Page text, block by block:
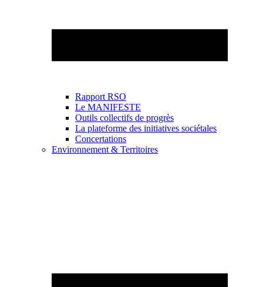
Rapport RSO
Le MANIFESTE
Outils collectifs de progrès
La plateforme des initiatives sociétales
Concertations
Environnement & Territoires